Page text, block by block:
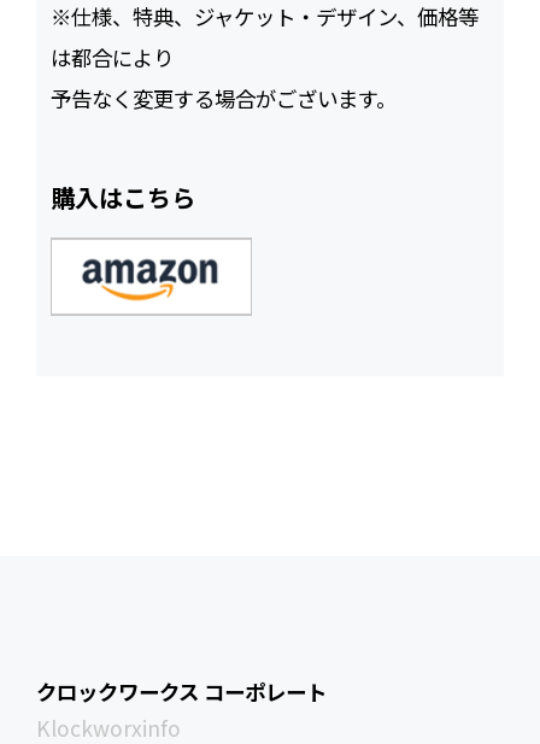
※仕様、特典、ジャケット・デザイン、価格等
は都合により
予告なく変更する場合がございます。
購入はこちら
クロックワークス コーポレート
Klockworxinfo